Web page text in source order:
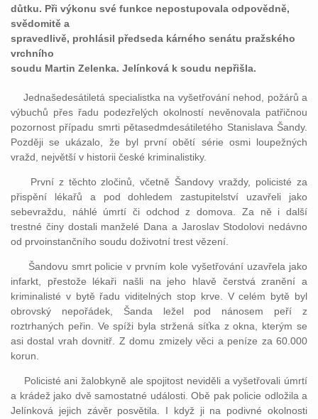
důtku. Při výkonu své funkce nepostupovala odpovědně,
svědomitě a
spravedlivě, prohlásil předseda kárného senátu pražského
vrchního
soudu Martin Zelenka. Jelínková k soudu nepřišla.
Jednašedesátiletá specialistka na vyšetřování nehod, požárů a
výbuchů přes řadu podezřelých okolností nevěnovala patřičnou
pozornost případu smrti pětasedmdesátiletého Stanislava Šandy.
Později se ukázalo, že byl první obětí série osmi loupežných
vražd, největší v historii české kriminalistiky.
První z těchto zločinů, včetně Šandovy vraždy, policisté za
přispění lékařů a pod dohledem zastupitelství uzavřeli jako
sebevraždu, náhlé úmrtí či odchod z domova. Za ně i další
trestné činy dostali manželé Dana a Jaroslav Stodolovi nedávno
od prvoinstančního soudu doživotní trest vězení.
Šandovu smrt policie v prvním kole vyšetřování uzavřela jako
infarkt, přestože lékaři našli na jeho hlavě čerstvá zranění a
kriminalisté v bytě řadu viditelných stop krve. V celém bytě byl
obrovský nepořádek, Šanda ležel pod nánosem peří z
roztrhaných peřin. Ve spíži byla stržená síťka z okna, kterým se
asi dostal vrah dovnitř. Z domu zmizely věci a peníze za 60.000
korun.
Policisté ani žalobkyně ale spojitost neviděli a vyšetřovali úmrtí
a krádež jako dvě samostatné události. Obě pak policie odložila a
Jelínková jejich závěr posvětila. I když ji na podivné okolnosti